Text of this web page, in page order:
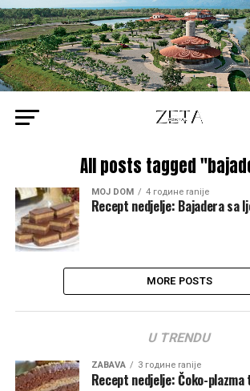
All posts tagged
MOJ DOM 4 године ranije
Recept nedjelje: Bajadera sa
MORE POSTS
U TRENDU
ZABAVA 3 године ranije
Recept nedjelje: Čoko-